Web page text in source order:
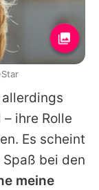
ihre Rolle
Es scheint
bei den
meine